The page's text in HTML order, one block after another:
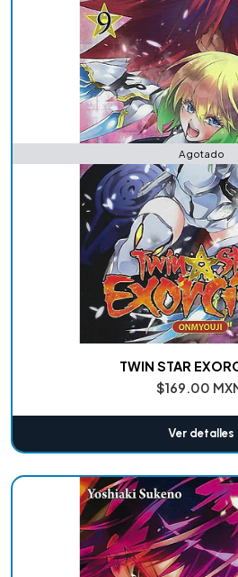
Agotado
TWIN STAR
$169.00
Ver detalles